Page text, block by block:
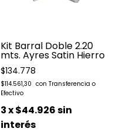
Kit Barral Doble 2.20
mts. Ayres Satin Hierro
$134.778
$114.561,30
3x$44.926sin
interés